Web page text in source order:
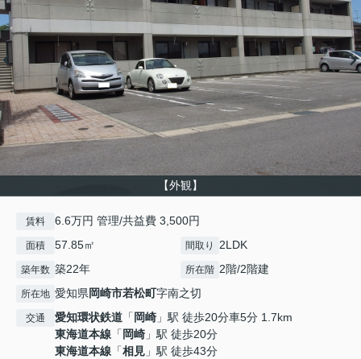
【外観】
賃料 6.6万円 管理/共益費 3,500円
面積 57.85㎡ 間取り 2LDK
築年数 築22年 所在階 2階/2階建
所在地 愛知県岡崎市若松町字南之切
交通 愛知環状鉄道 「 岡崎 」駅 徒歩20分車5分 1.7km
東海道本線 「 岡崎 」駅 徒歩20分
東海道本線 「相見 」駅 徒歩43分